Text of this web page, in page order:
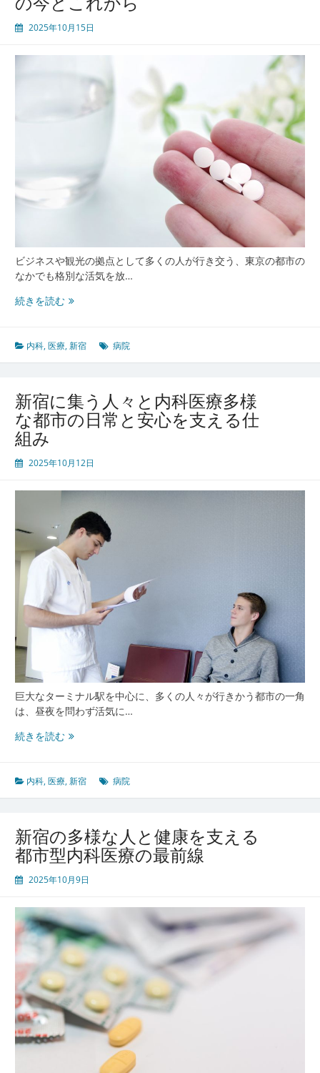
市
を
療
安
心
2025年10月15日
ビジネスや観光の拠点として多くの人が行き交う、東京の都市の
なかでも格別な活気を放…
続きを読む新
集
う
様
な
人々
え
内
医
療
環
と
進
的
ビ
ス
の
今
と
か
ら
内科,医療,新宿 病院
新宿に集う人々と内科医療多様
な都市の日常と安心を支える仕
組み
2025年10月12日
巨大なターミナル駅を中心に、多くの人々が行きかう都市の一角
は、昼夜を問わず活気に…
続きを読む新
集
う
内
科
療
様
な
都
市
日
常
と
安
内科,医療,新宿 病院
新宿の多様な人と健康を支える
都市型内科医療の最前線
2025年10月9日